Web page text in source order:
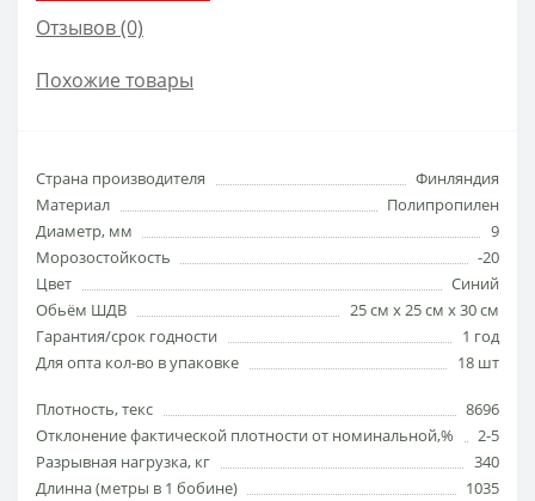
Отзывов (0)
Похожие товары
Страна производителя
Финляндия
Материал
Полипропилен
Диаметр, мм
9
Морозостойкость
-20
Цвет
Синий
Обьём ШДВ
25 см х 25 см х 30 см
Гарантия/срок годности
1 год
Для опта кол-во в упаковке
18 шт
Плотность, текс
8696
Отклонение фактической плотности от номинальной,%
2-5
Разрывная нагрузка, кг
340
Длинна (метры в 1 бобине)
1035